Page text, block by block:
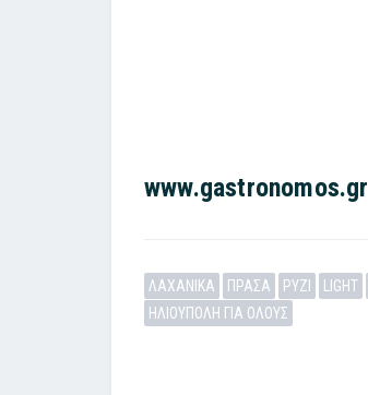
www.gastronomos.gr
ΛΑΧΑΝΙΚΑ ΠΡΑΣΑ ΡΥΖΙ LIGHT
ΗΛΙΟΥΠΟΛΗ ΓΙΑ ΟΛΟΥΣ